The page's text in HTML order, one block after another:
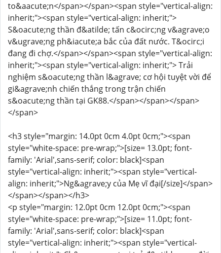
to&aacute;n</span></span><span style="vertical-align:
inherit;"><span style="vertical-align: inherit;">
S&oacute;ng thần đ&atilde; tấn c&ocirc;ng v&agrave;o
v&ugrave;ng ph&iacute;a bắc của đất nước. T&ocirc;i
đang đi chợ.</span></span><span style="vertical-align:
inherit;"><span style="vertical-align: inherit;"> Trải
nghiệm s&oacute;ng thần l&agrave; cơ hội tuyệt vời để
gi&agrave;nh chiến thắng trong trận chiến
s&oacute;ng thần tại GK88.</span></span></span>
</span>
<h3 style="margin: 14.0pt 0cm 4.0pt 0cm;"><span
style="white-space: pre-wrap;">[size= 13.0pt; font-
family: 'Arial',sans-serif; color: black]<span
style="vertical-align: inherit;"><span style="vertical-
align: inherit;">Ng&agrave;y của Mẹ vĩ đại[/size]</span>
</span></span></h3>
<p style="margin: 12.0pt 0cm 12.0pt 0cm;"><span
style="white-space: pre-wrap;">[size= 11.0pt; font-
family: 'Arial',sans-serif; color: black]<span
style="vertical-align: inherit;"><span style="vertical-